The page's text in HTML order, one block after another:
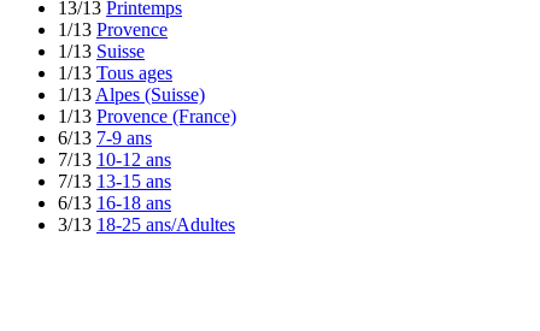
13/13 Printemps
1/13 Provence
1/13 Suisse
1/13 Tous ages
1/13 Alpes (Suisse)
1/13 Provence (France)
6/13 7-9 ans
7/13 10-12 ans
7/13 13-15 ans
6/13 16-18 ans
3/13 18-25 ans/Adultes